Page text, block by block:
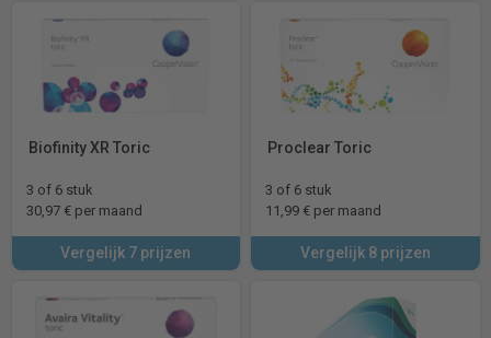
Biofinity XR Toric
3 of 6 stuk
30,97 € per maand
Vergelijk 7 prijzen
Proclear Toric
3 of 6 stuk
11,99 € per maand
Vergelijk 8 prijzen